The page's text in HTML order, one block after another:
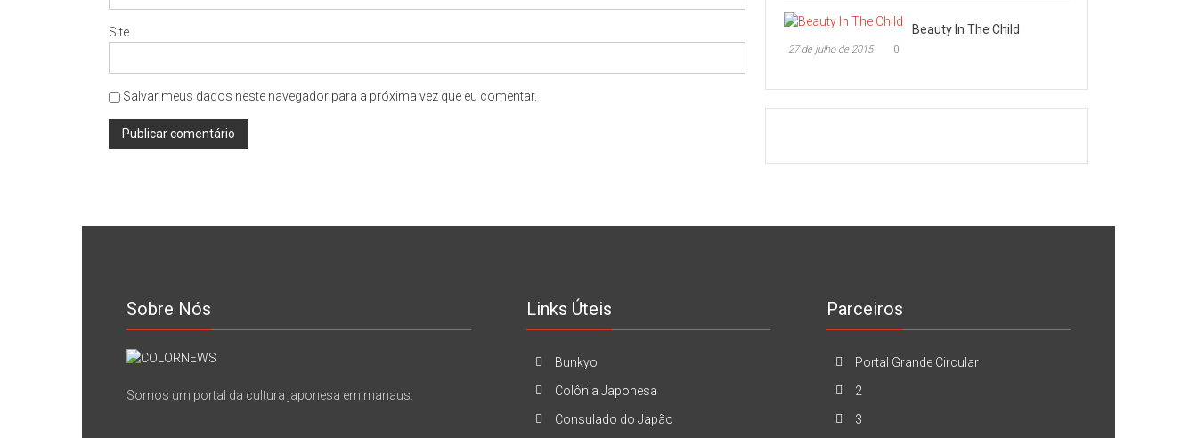
Site
Salvar meus dados neste navegador para a próxima vez que eu comentar.
Beauty In The Child
27 de julho de 2015 0
Sobre Nós
Somos um portal da cultura japonesa em manaus.
Links Úteis
Bunkyo
Colônia Japonesa
Consulado do Japão
Parceiros
Portal Grande Circular
2
3